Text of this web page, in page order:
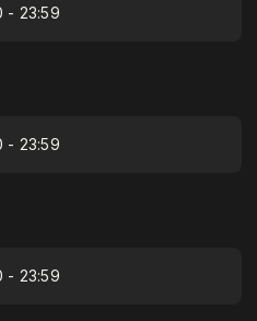
- 23:59
- 23:59
- 23:59